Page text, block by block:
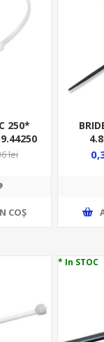
250*
lei
COŞ
* In STOC